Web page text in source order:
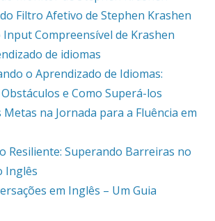
Filtro Afetivo de Stephen Krashen
Compreensível de Krashen
de idiomas
o Aprendizado de Idiomas:
e Como Superá-los
Metas na Jornada para a Fluência em
Resiliente: Superando Barreiras no
Inglês
em Inglês – Um Guia